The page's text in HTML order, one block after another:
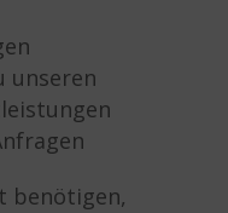
unseren
benötigen,